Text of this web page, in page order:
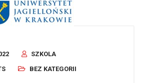
SZKOLA
BEZ KATEGORII